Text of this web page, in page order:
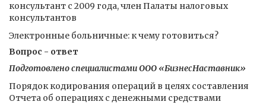
консультант с 2009 года, член Палаты налоговых
консультантов
Электронные больничные: к чему готовиться?
Вопрос - ответ
Подготовлено специалистами ООО «БизнесНаставник»
Порядок кодирования операций в целях составления
Отчета об операциях с денежными средствами